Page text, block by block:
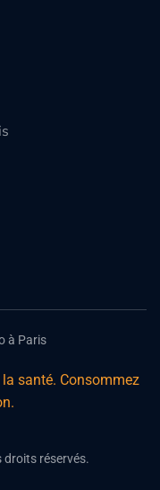
à Paris
la santé. Consommez
réservés.